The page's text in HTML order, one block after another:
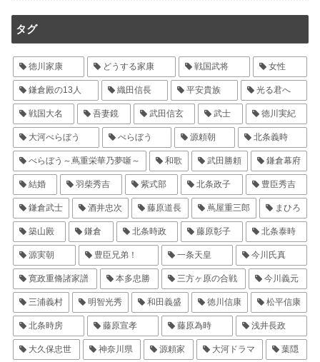
タグ
徳川家康 どうする家康 戦国武将 女性
鎌倉殿の13人 織田信長 平安貴族 光る君へ
戦国大名 吾妻鏡 武田信玄 武士 徳川実紀
大河べらぼう べらぼう 源頼朝 北条義時
べらぼう～蔦重栄華乃夢噺～ 和歌 武田勝頼 鎌倉幕府
結婚 羽柴秀吉 紫式部 北条政子 豊臣秀吉
鎌倉武士 酒井忠次 藤原道長 蔦屋重三郎 まひろ
築山殿 鎌倉 北条時政 藤原彰子 北条泰時
源実朝 豊臣兄弟！ 一条天皇 今川氏真
寛政重脩諸家譜 本多忠勝 三方ヶ原の合戦 今川義元
三浦義村 明智光秀 和田義盛 徳川信康 松平信康
北条時房 藤原宣孝 藤原為時 浅井長政
大久保忠世 神奈川県 源頼家 大河ドラマ 葉隠